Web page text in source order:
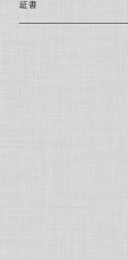
チューブ
証書